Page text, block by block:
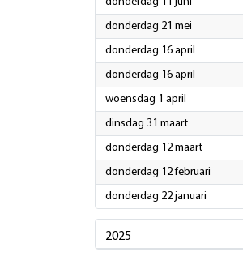
donderdag 21 mei
donderdag 16 april
donderdag 16 april
woensdag 1 april
dinsdag 31 maart2026
donderdag 12 maart2026
donderdag 12 februari
donderdag 22 januari
2025